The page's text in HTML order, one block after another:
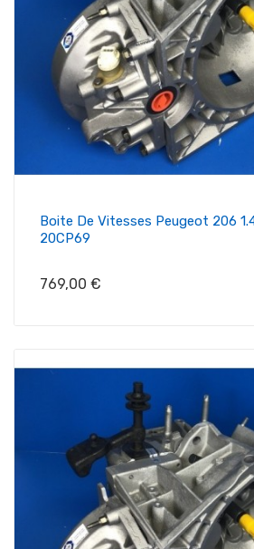
Boite De Vitesses Peugeot 206
20CP69
Prix
769,00 €